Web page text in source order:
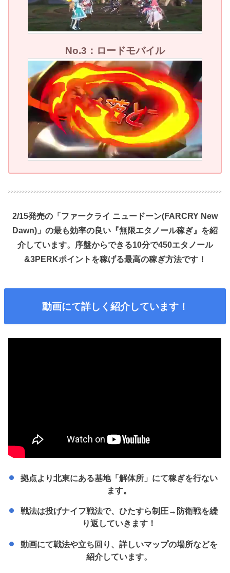
No.3：ロードモバイル
2/15発売の「ファークライ ニュードーン(FARCRY New
Dawn)」の最も効率の良い『無限エタノール稼ぎ』を紹
介しています。序盤からできる10分で450エタノール
&3PERKポイントを稼げる最高の稼ぎ方法です！
動画にて詳しく紹介しています！
拠点より北東にある基地「解体所」にて稼ぎを行ない
ます。
戦法は投げナイフ戦法で、ひたすら制圧→防衛戦を繰
り返していきます！
動画にて戦法や立ち回り、詳しいマップの場所などを
紹介しています。